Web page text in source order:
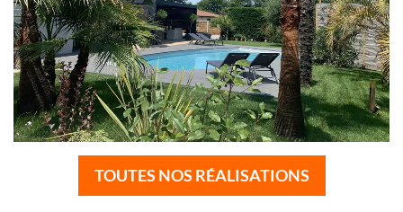
TOUTES NOS RÉALISATIONS